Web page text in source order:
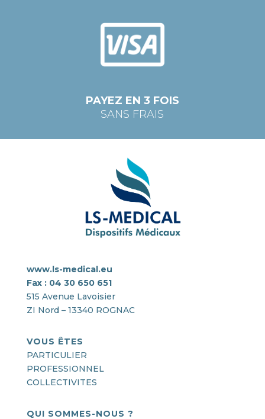
PAYEZ EN 3 FOIS
SANS FRAIS
www.ls-medical.eu
Fax : 04 30 650 651
515 Avenue Lavoisier
ZI Nord – 13340 ROGNAC
VOUS ÊTES
PARTICULIER
PROFESSIONNEL
COLLECTIVITES
QUI SOMMES-NOUS ?